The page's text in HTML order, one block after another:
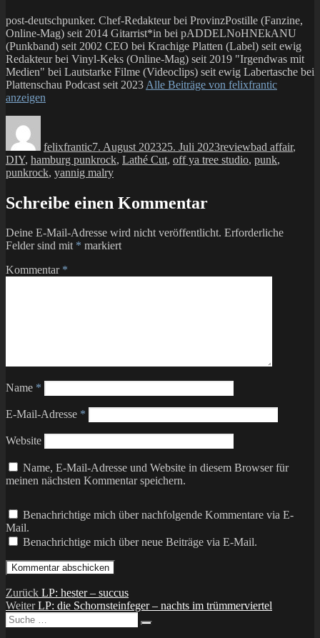
post-deutschpunker. Chef-Redakteur bei ProvinzPostille (Fanzine,
Online-Mag) seit 2014 Gitarrist*in bei pADDELNoHNEkANU
(Punkband) seit 2002 CEO bei Krachige Platten (Label) seit ewig
Redakteur bei Vinyl-Keks (Online-Mag) seit 2019 "Irgendwas mit
Medien" bei Lautstarke Filme (Videoclips) seit ewig Labertasche bei
Plattenschau Podcast seit 2023 Alle Beiträge von felixfrantic
anzeigen
felixfrantic7. August 202325. Juli 2023reviewbad affair,
DIY, hamburg punkrock, Lathé Cut, off ya tree studio, punk,
punkrock, yannig malry
Schreibe einen Kommentar
Deine E-Mail-Adresse wird nicht veröffentlicht. Erforderliche
Felder sind mit * markiert
Kommentar *
Name *
E-Mail-Adresse *
Website
Name, E-Mail-Adresse und Website in diesem Browser für
meinen nächsten Kommentar speichern.
Benachrichtige mich über nachfolgende Kommentare via E-
Mail.
Benachrichtige mich über neue Beiträge via E-Mail.
Beitragsnavigation
Zurück Vorheriger
Beitrag:
LP: hester – succus
Weiter Nächster
LP: die Schornsteinfeger – nachts im trümmerviertel
Suche
nach: